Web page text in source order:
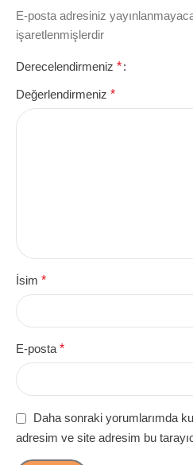
E-posta adresiniz
işaretlenmişlerdir
Derecelendirmeniz *
Değerlendirmeniz *
İsim *
E-posta *
Daha sonraki yorumlarımda
adresim ve site adresim bu